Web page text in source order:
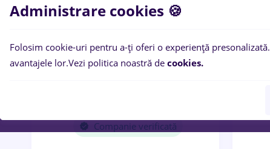
Companie verificată
Administrare cookies 🍪
Folosim cookie-uri pentru a-ți oferi o experiență presonalizată.
avantajele lor.Vezi politica noastră de cookies.